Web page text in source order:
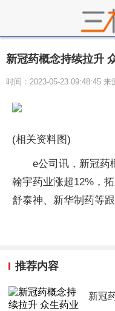
新冠药概念持续拉升
时间：2023-05-23 09:48:45 来
(相关资料图)
e公司讯，新冠药
翰宇药业涨超12%，
舒泰神、新华制药等跟
推荐内容
新冠